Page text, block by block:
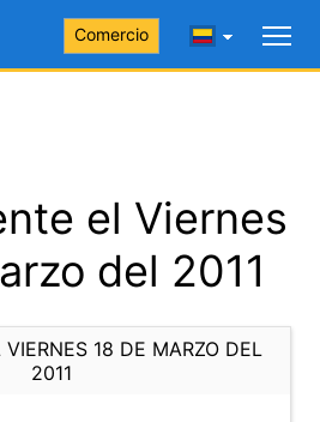
Comercio
el Viernes
del 2011
18 DE MARZO DEL
2011